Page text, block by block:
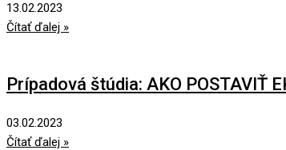
13.02.2023
Čítať ďalej »
Prípadová štúdia: AKO POSTAVIŤ
03.02.2023
Čítať ďalej »